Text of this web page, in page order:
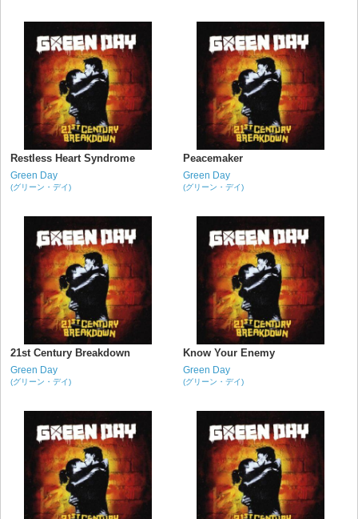
Restless Heart Syndrome
Green Day
(グリーン・デイ)
Peacemaker
Green Day
(グリーン・デイ)
21st Century Breakdown
Green Day
(グリーン・デイ)
Know Your Enemy
Green Day
(グリーン・デイ)